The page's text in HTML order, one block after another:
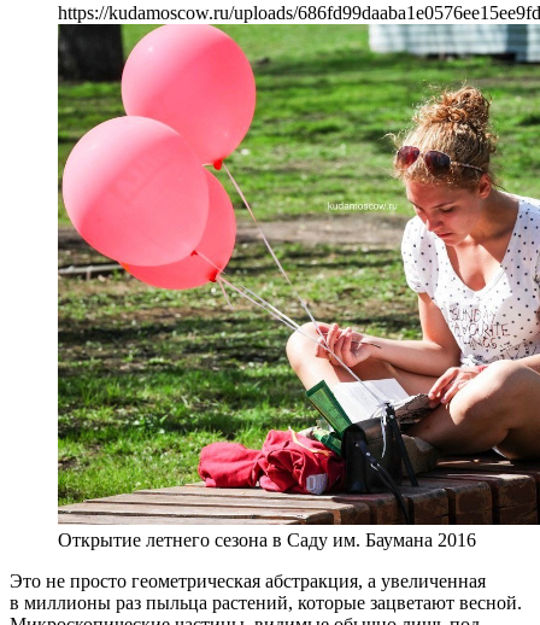
https://kudamoscow.ru/uploads/
Открытие летнего сезона в Саду им. Баумана 2016
Это не просто геометрическая абстракция, а увеличенная
в миллионы раз пыльца растений, которые зацветают весной.